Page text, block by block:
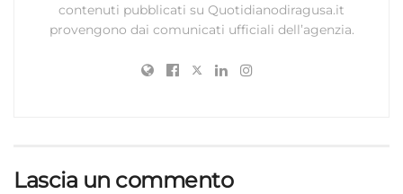
contenuti pubblicati su Quotidianodiragusa.it
provengono dai comunicati ufficiali dell’agenzia.
Lascia un commento